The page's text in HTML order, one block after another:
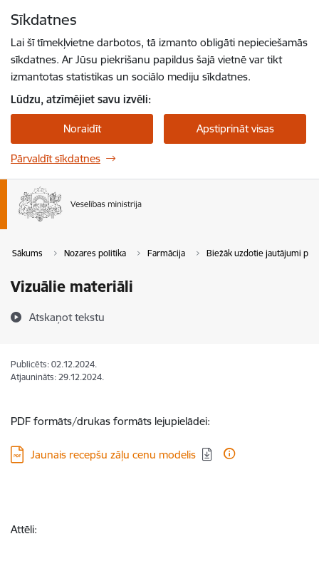
Sīkdatnes
Lai šī tīmekļvietne darbotos, tā izmanto obligāti nepieciešamās
sīkdatnes. Ar Jūsu piekrišanu papildus šajā vietnē var tikt
izmantotas statistikas un sociālo mediju sīkdatnes.
Lūdzu, atzīmējiet savu izvēli:
Noraidīt Apstiprināt visas
Pārvaldīt sīkdatnes
Sākums Nozares politika Farmācija Biežāk uzdotie jautājumi
Vizuālie materiāli
Atskaņot tekstu
Publicēts: 02.12.2024.
Atjaunināts: 29.12.2024.
PDF formāts/drukas formāts lejupielādei:
Lejupielādēt:
Jaunais recepšu zāļu cenu modelis
Attēli: